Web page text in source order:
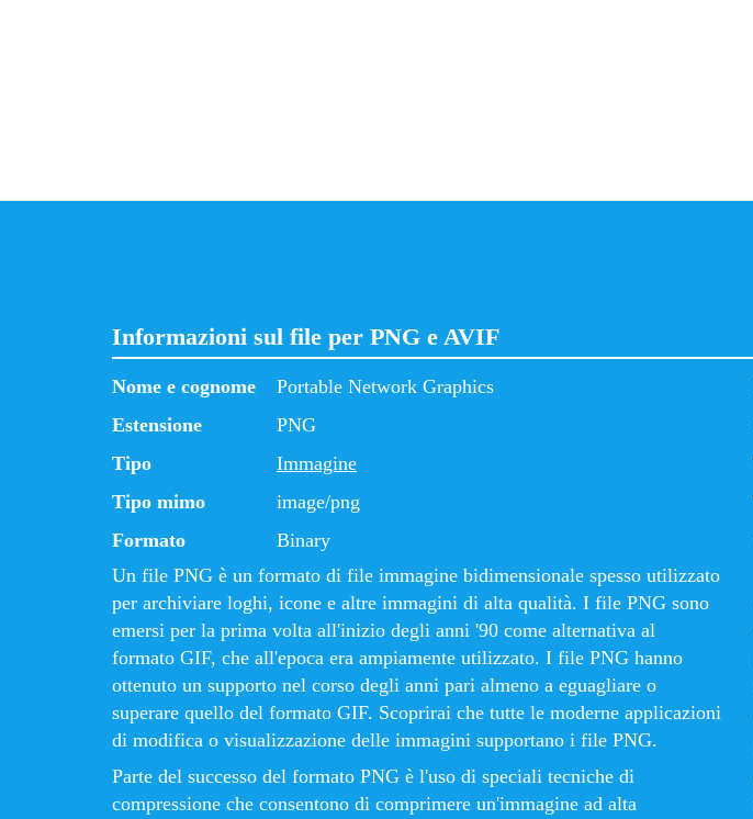
Informazioni sul file per PNG e AVIF
Nome e cognome
Portable Network Graphics
Estensione
PNG
Tipo
Immagine
Tipo mimo
image/png
Formato
Binary
Un file PNG è un formato di file immagine bidimensionale spesso utilizzato
per archiviare loghi, icone e altre immagini di alta qualità. I file PNG sono
emersi per la prima volta all'inizio degli anni '90 come alternativa al
formato GIF, che all'epoca era ampiamente utilizzato. I file PNG hanno
ottenuto un supporto nel corso degli anni pari almeno a eguagliare o
superare quello del formato GIF. Scoprirai che tutte le moderne applicazioni
di modifica o visualizzazione delle immagini supportano i file PNG.
Parte del successo del formato PNG è l'uso di speciali tecniche di
compressione che consentono di comprimere un'immagine ad alta